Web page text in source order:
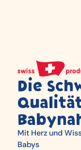
Die
Mit Herz und
Babys